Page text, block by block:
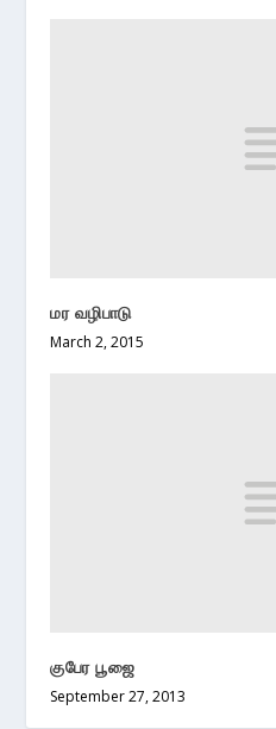
மர வழிபாடு
March 2, 2015
குபேர பூஜை
September 27, 2013